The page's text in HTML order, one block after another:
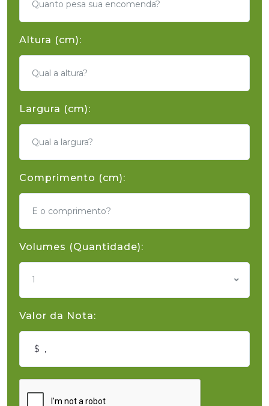
Altura (cm):
Largura (cm):
Comprimento (cm):
Volumes (Quantidade):
1
Valor da Nota: